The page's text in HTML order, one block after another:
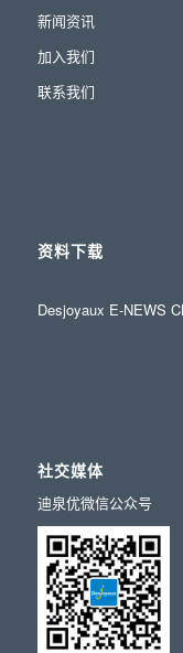
新闻资讯
加入我们
联系我们
资料下载
Desjoyaux E-NEWS
社交媒体
迪泉优微信公众号